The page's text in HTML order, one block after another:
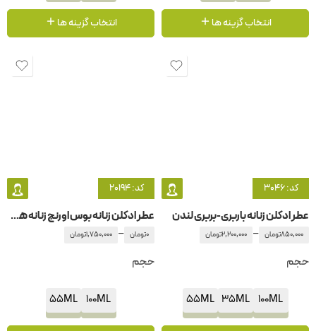
انتخاب گزینه ها انتخاب گزینه ها
کد: 3046
عطر ادکلن زنانه باربری-بربری لندن
850,000تومان –
2,200,000تومان
حجم
100ML
35ML
55ML
کد: 20194
عطر ادکلن زنانه بوس اورنج زنانه هوگو بوس-هوگو باس
0تومان –
1,750,000تومان
حجم
100ML
55ML